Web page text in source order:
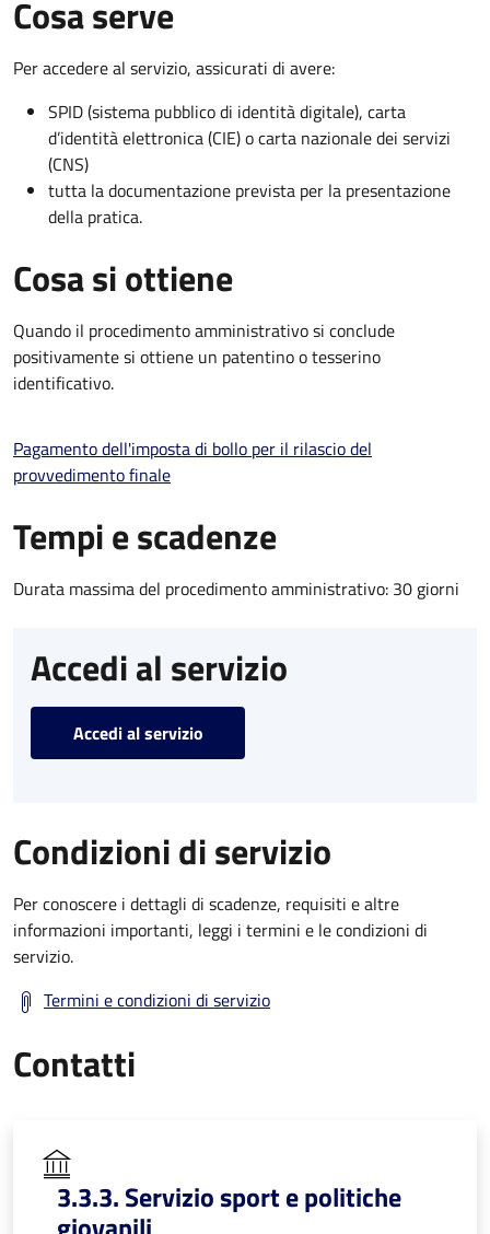
Cosa serve
Per accedere al servizio, assicurati di avere:
SPID (sistema pubblico di identità digitale), carta
d’identità elettronica (CIE) o carta nazionale dei servizi
(CNS)
tutta la documentazione prevista per la presentazione
della pratica.
Cosa si ottiene
Quando il procedimento amministrativo si conclude
positivamente si ottiene un patentino o tesserino
identificativo.
Pagamento dell'imposta di bollo per il rilascio del
provvedimento finale
Tempi e scadenze
Durata massima del procedimento amministrativo: 30 giorni
Accedi al servizio
Accedi al servizio
Condizioni di servizio
Per conoscere i dettagli di scadenze, requisiti e altre
informazioni importanti, leggi i termini e le condizioni di
servizio.
Termini e condizioni di servizio
Contatti
3.3.3. Servizio sport e politiche